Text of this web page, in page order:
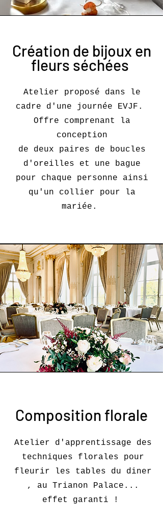
Création de bijoux en
fleurs séchées
Atelier proposé dans le
cadre d'une journée EVJF.
Offre comprenant la
conception
de deux paires de boucles
d'oreilles et une bague
pour chaque personne ainsi
qu'un collier pour la
mariée.
Composition florale
Atelier d'apprentissage des
techniques florales pour
fleurir les tables du diner
, au Trianon Palace...
effet garanti !